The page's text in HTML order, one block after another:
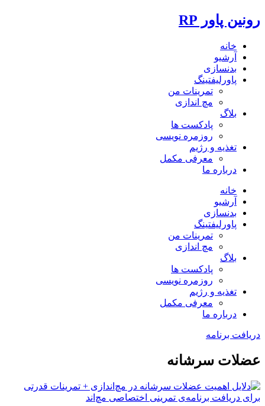
رونین پاور RP
خانه
آرشیو
بدنسازی
پاورلیفتینگ
تمرینات من
مچ اندازی
بلاگ
پادکست ها
روزمره نویسی
تغذیه و رژیم
معرفی مکمل
درباره ما
خانه
آرشیو
بدنسازی
پاورلیفتینگ
تمرینات من
مچ اندازی
بلاگ
پادکست ها
روزمره نویسی
تغذیه و رژیم
معرفی مکمل
درباره ما
دریافت برنامه
عضلات سرشانه